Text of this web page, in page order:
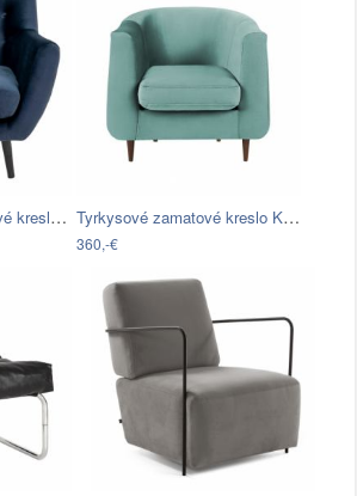
Tmavomodré zametové kreslo House Nordic… Tyrkysové zamatové kreslo Kooko Home…
360,-€